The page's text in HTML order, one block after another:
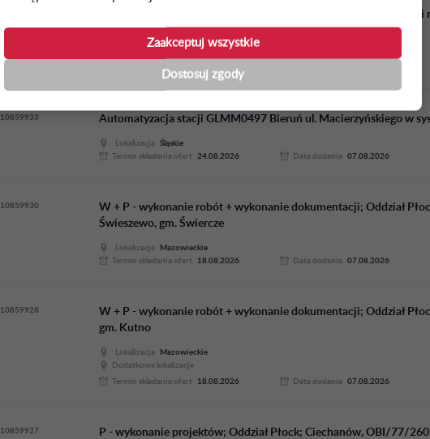
Zaakceptuj wszystkie
Dostosuj zgody
Wykonanie dokumentacji projektowej dla 2 zad. Przebudowa linii
przebudowa stacji LGU954 z przebudową s...
Termin skladania ofert
19.08.2026
10859933 Automatyzacja stacji GLMM0497 Bieruń ul. Macierzyńskiego w
Lokalizacja
Śląskie
Termin skladania ofert
24.08.2026 Data dodania 07.08.2026
10859930
W + P - wykonanie robót + wykonanie dokumentacji; Oddział
Świeszewo, gm. Świercze
Lokalizacja
Mazowieckie
Termin skladania ofert
18.08.2026 Data dodania 07.08.2026
10859928
W + P - wykonanie robót + wykonanie dokumentacji; Oddział
gm. Kutno
Lokalizacja
Mazowieckie
Dodatkowe lokalizacje
Termin skladania ofert
18.08.2026 Data dodania 07.08.2026
10859927 P - wykonanie projektów; Oddział Płock; Ciechanów, OBI/77/